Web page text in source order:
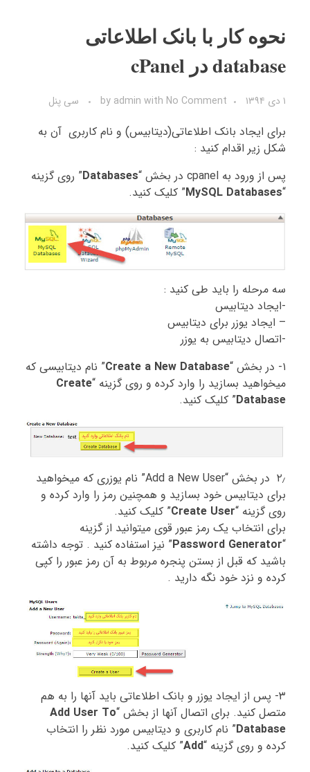
نحوه کار با بانک اطلاعاتی
database در cPanel
۱ دی ۱۳۹۴ by admin with No Comment سی پنل
برای ایجاد بانک اطلاعاتی(دیتابیس) و نام کاربری آن به
شکل زیر اقدام کنید :
پس از ورود به cpanel در بخش “
Databases” روی گزینه
“
MySQL Databases” کلیک کنید.
سه مرحله را باید طی کنید :
-ایجاد دیتابیس
– ایجاد یوزر برای دیتابیس
-اتصال دیتابیس به یوزر
۱- در بخش “
Create a New Database” نام دیتابیسی که
میخواهید بسازید را وارد کرده و روی گزینه “Create
Database” کلیک کنید.
۲٫ در بخش “Add a New User” نام یوزری که میخواهید
برای دیتابیس خود بسازید و همچنین رمز را وارد کرده و
روی گزینه “Create User” کلیک کنید.
برای انتخاب یک رمز عبور قوی میتوانید از گزینه
“
Password Generator” نیز استفاده کنید . توجه داشته
باشید که قبل از بستن پنجره مربوط به آن رمز عبور را کپی
کرده و نزد خود نگه دارید .
۳- پس از ایجاد یوزر و بانک اطلاعاتی باید آنها را به هم
متصل کنید. برای اتصال آنها از بخش “Add User To
Database” نام کاربری و دیتابیس مورد نظر را انتخاب
کرده و روی گزینه “Add” کلیک کنید.